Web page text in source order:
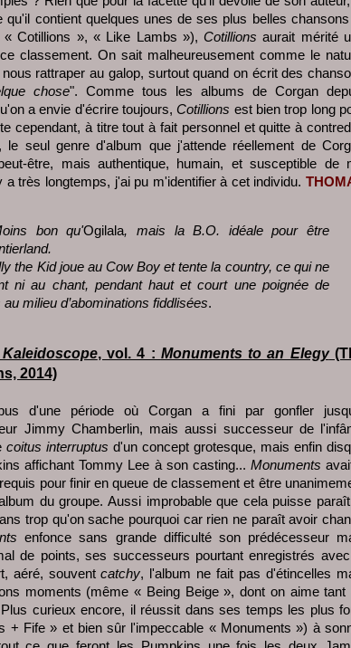
qu'il contient quelques unes de ses plus belles
« Cotillions », « Like Lambs »),Cotillions aurait mérité
classement. On sait malheureusement comme le
rattraper au galop, surtout quand on écrit des
chose". Comme tous les albums de Corgan
a envie d'écrire toujours,Cotillions est bien trop long
cependant, à titre tout à fait personnel et quitte à
, le seul genre d'album que j'attende réellement de
être, mais authentique, humain, et susceptible de
a très longtemps, j'ai pu m'identifier à cet individu.
bon qu'Ogilala, mais la B.O. idéale pour être
the Kid joue au Cow Boy et tente la country, ce qui ne
ni au chant, pendant haut et court une poignée de
milieu d’abominations fiddlisées.
, vol. 4 : Monuments to an Elegy
2014)
d'une période où Corgan a fini par gonfler
Jimmy Chamberlin, mais aussi successeur de
coitus interruptus d'un concept grotesque, mais enfin
affichant Tommy Lee à son casting... Monuments
pour finir en queue de classement et être
du groupe. Aussi improbable que cela puisse
trop qu'on sache pourquoi car rien ne paraît avoir
enfonce sans grande difficulté son prédécesseur
de points, ses successeurs pourtant enregistrés
aéré, souventcatchy, l'album ne fait pas d'étincelles
moments (même « Being Beige », dont on aime tant
curieux encore, il réussit dans ses temps les plus
+ Fife » et bien sûr l'impeccable « Monuments ») à